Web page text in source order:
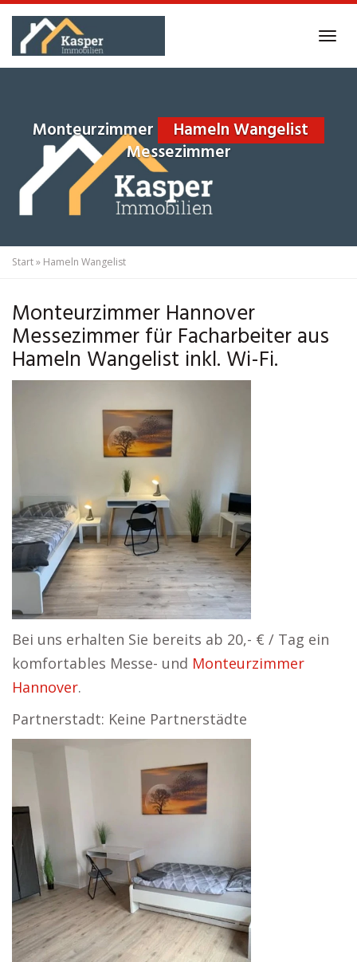
Skip
main
Monteurzimmer
Hameln Wangelist
Messezimmer
Start» Hameln Wangelist
Monteurzimmer Hannover
Messezimmer für Facharbeiter aus
Hameln Wangelist inkl. Wi-Fi.
Bei uns erhalten Sie bereits ab 20,- € / Tag ein
komfortables Messe- und Monteurzimmer
Hannover.
Partnerstadt: Keine Partnerstädte